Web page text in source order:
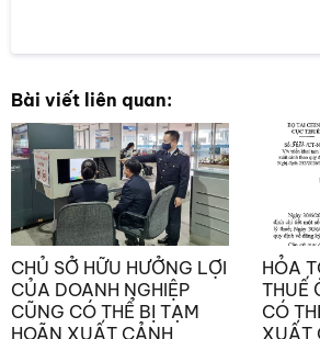
Bài viết liên quan:
CHỦ SỞ HỮU HƯỞNG LỢI
CỦA DOANH NGHIỆP
CŨNG CÓ THỂ BỊ TẠM
HOÃN XUẤT CẢNH
HỎA
THUẾ
CÓ
XUẤT